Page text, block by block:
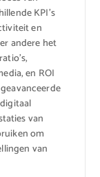
KPI’s
en
andere het
en ROI
van
om
van